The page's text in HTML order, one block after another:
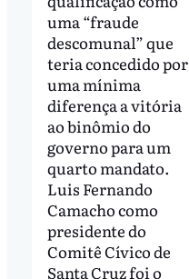
uma “fraude
descomunal” que
teria concedido por
uma mínima
diferença a vitória
ao binômio do
governo para um
quarto mandato.
Luis Fernando
Camacho como
presidente do
Comitê Cívico de
Santa Cruz foi o